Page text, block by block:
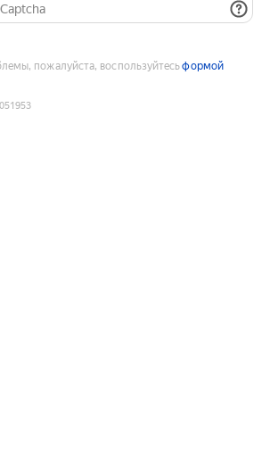
пожалуйста, воспользуйтесьформой